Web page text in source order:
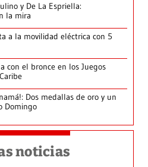
y De La Espriella:
la mira
a la movilidad eléctrica con 5
con el bronce en los Juegos
Dos medallas de oro y un
Domingo
noticias